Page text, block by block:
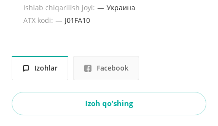
Ishlab chiqarilish joyi: — Украина
ATX kodi: — J01FA10
Izohlar Facebook
Izoh qo'shing